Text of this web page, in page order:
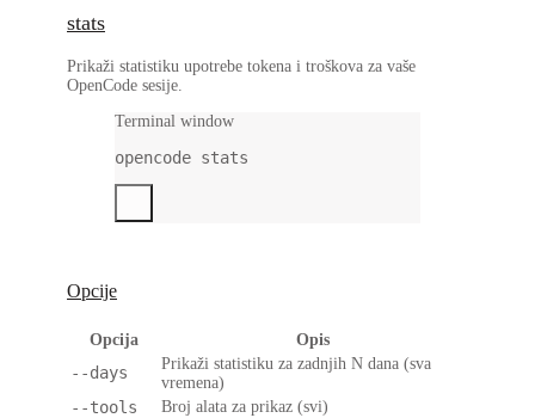
stats
Prikaži statistiku upotrebe tokena i troškova za vaše
OpenCode sesije.
Terminal window
opencode stats
Opcije
Opcija Opis
--days
Prikaži statistiku za zadnjih N dana (sva
vremena)
--tools Broj alata za prikaz (svi)